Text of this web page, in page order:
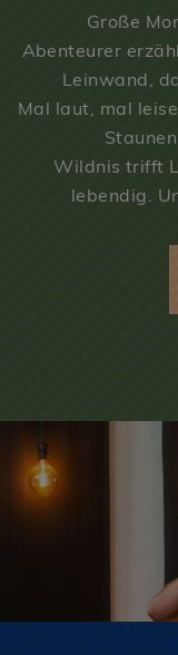
Große
Abenteurer
Leinwand,
Mal laut, mal
Wildnis trifft
lebendig.